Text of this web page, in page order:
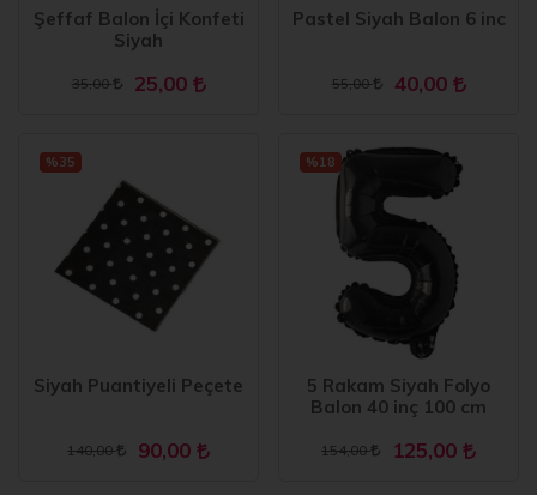
Şeffaf Balon İçi Konfeti
Siyah
35,00 25,00
Pastel Siyah Balon 6 inc
55,00 40,00
Siyah Puantiyeli Peçete
140,00 90,00
%35
5 Rakam Siyah Folyo
Balon 40 inç 100 cm
154,00 125,00
%18